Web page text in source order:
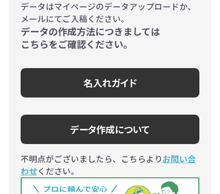
データはマイページのデータアップロードか、
メールにてご入稿ください。
データの作成方法につきましては
こちらをご確認ください。
名入れガイド
データ作成について
不明点がございましたら、こちらよりお問い合
わせください。